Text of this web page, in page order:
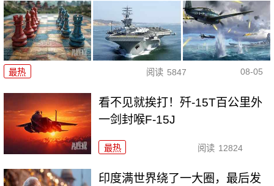
最热 阅读 5847 08-05
看不见就挨打！歼-15T百公里外
一剑封喉F-15J
最热 阅读 12824
印度满世界绕了一大圈，最后发